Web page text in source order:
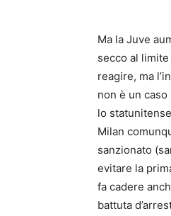
Ma la Juve
secco al
reagire, ma
non è un
lo
Milan
sanzionato
evitare la
fa cadere
battuta